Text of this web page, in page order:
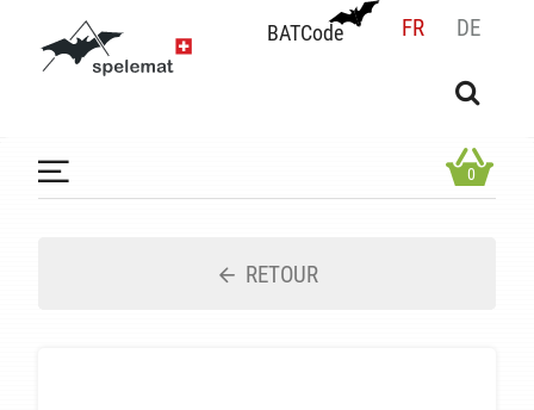
BATCode FR DE
BATCode
OK
0
RETOUR